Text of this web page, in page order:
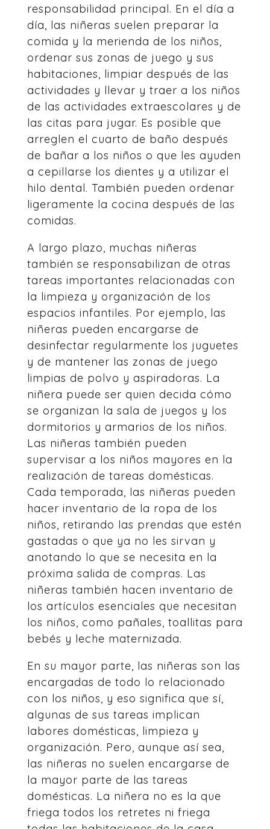
responsabilidad principal. En el día a
día, las niñeras suelen preparar la
comida y la merienda de los niños,
ordenar sus zonas de juego y sus
habitaciones, limpiar después de las
actividades y llevar y traer a los niños
de las actividades extraescolares y de
las citas para jugar. Es posible que
arreglen el cuarto de baño después
de bañar a los niños o que les ayuden
a cepillarse los dientes y a utilizar el
hilo dental. También pueden ordenar
ligeramente la cocina después de las
comidas.
A largo plazo, muchas niñeras
también se responsabilizan de otras
tareas importantes relacionadas con
la limpieza y organización de los
espacios infantiles. Por ejemplo, las
niñeras pueden encargarse de
desinfectar regularmente los juguetes
y de mantener las zonas de juego
limpias de polvo y aspiradoras. La
niñera puede ser quien decida cómo
se organizan la sala de juegos y los
dormitorios y armarios de los niños.
Las niñeras también pueden
supervisar a los niños mayores en la
realización de tareas domésticas.
Cada temporada, las niñeras pueden
hacer inventario de la ropa de los
niños, retirando las prendas que estén
gastadas o que ya no les sirvan y
anotando lo que se necesita en la
próxima salida de compras. Las
niñeras también hacen inventario de
los artículos esenciales que necesitan
los niños, como pañales, toallitas para
bebés y leche maternizada.
En su mayor parte, las niñeras son las
encargadas de todo lo relacionado
con los niños, y eso significa que sí,
algunas de sus tareas implican
labores domésticas, limpieza y
organización. Pero, aunque así sea,
las niñeras no suelen encargarse de
la mayor parte de las tareas
domésticas. La niñera no es la que
friega todos los retretes ni friega